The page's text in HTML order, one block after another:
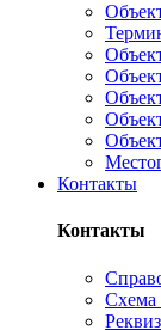
Контакты
Контакты
Схема